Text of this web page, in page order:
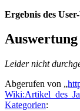
Ergebnis des
Auswertung
Leider nicht
Abgerufen von „
Kategorien: